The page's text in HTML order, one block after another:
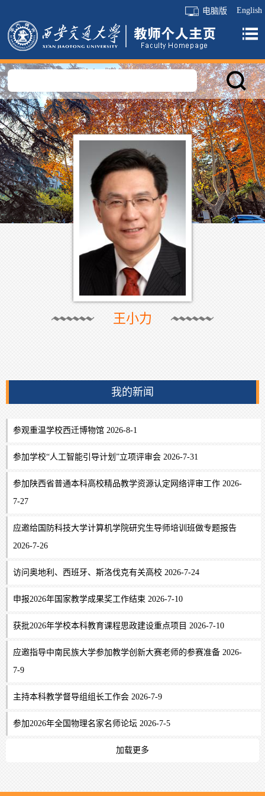
English
王小力
我的新闻
参观重温学校西迁博物馆 2026-8-1
参加学校“人工智能引导计划”立项评审会 2026-7-31
参加陕西省普通本科高校精品教学资源认定网络评审工作 2026-
7-27
应邀给国防科技大学计算机学院研究生导师培训班做专题报告
2026-7-26
访问奥地利、西班牙、斯洛伐克有关高校 2026-7-24
申报2026年国家教学成果奖工作结束 2026-7-10
获批2026年学校本科教育课程思政建设重点项目 2026-7-10
应邀指导中南民族大学参加教学创新大赛老师的参赛准备 2026-
7-9
主持本科教学督导组组长工作会 2026-7-9
参加2026年全国物理名家名师论坛 2026-7-5
加载更多
电脑版